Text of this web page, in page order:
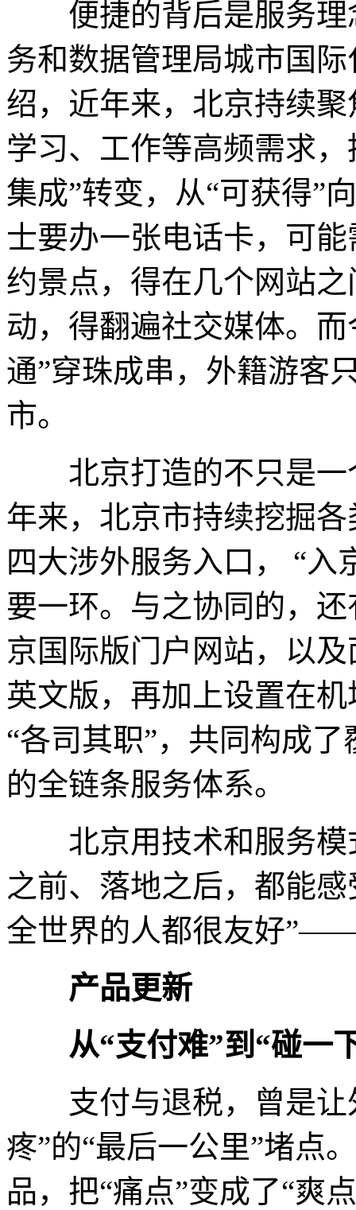
便捷的背后是服务理
务和数据管理局城市国
绍，近年来，北京持续
学习、工作等高频需求
集成”转变，从“可获得”
士要办一张电话卡，可
约景点，得在几个网站
动，得翻遍社交媒体。
通”穿珠成串，外籍游客
市。
北京打造的不只是一
年来，北京市持续挖掘
四大涉外服务入口， “入
要一环。与之协同的，
京国际版门户网站，以
英文版，再加上设置在
“各司其职”，共同构成
的全链条服务体系。
北京用技术和服务模
之前、落地之后，都能
全世界的人都很友好
产品更新
从“支付难”到“碰一
支付与退税，曾是让
疼”的“最后一公里”堵点
品，把“痛点”变成了“爽